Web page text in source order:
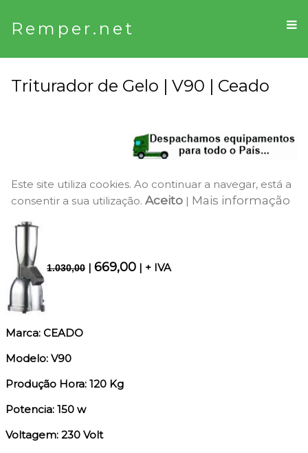
Remper.net
Triturador de Gelo | V90 | Ceado
Este site utiliza cookies. Ao continuar a navegar, está a
consentir a sua utilização. Aceito | Mais informação
1.030,00 | 669,00 | + IVA
Marca: CEADO
Modelo: V90
Produção Hora: 120 Kg
Potencia: 150 w
Voltagem: 230 Volt